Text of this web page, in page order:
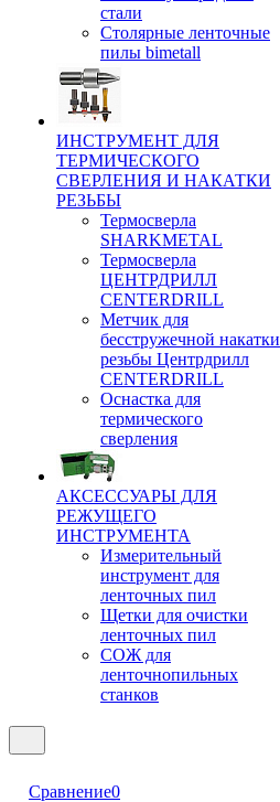
стали
Столярные ленточные
пилы bimetall
ИНСТРУМЕНТ ДЛЯ
ТЕРМИЧЕСКОГО
СВЕРЛЕНИЯ И НАКАТКИ
РЕЗЬБЫ
Термосверла
SHARKMETAL
Термосверла
ЦЕНТРДРИЛЛ
CENTERDRILL
Метчик для
бесстружечной накатки
резьбы Центрдрилл
CENTERDRILL
Оснастка для
термического
сверления
АКСЕССУАРЫ ДЛЯ
РЕЖУЩЕГО
ИНСТРУМЕНТА
Измерительный
инструмент для
ленточных пил
Щетки для очистки
ленточных пил
СОЖ для
ленточнопильных
станков
Сравнение0